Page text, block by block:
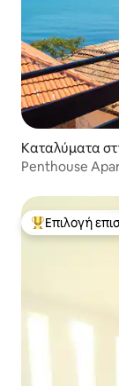
Καταλύματα
Penthouse
Κορυφαία
Επιλογή